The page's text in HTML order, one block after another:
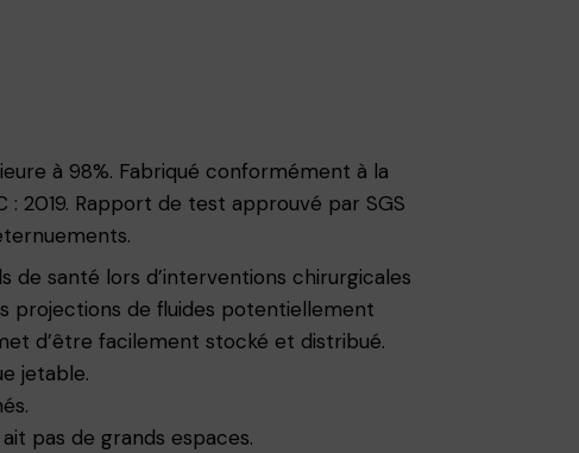
à 98%. Fabriqué conformément à la
: 2019. Rapport de test approuvé par SGS
santé lors d’interventions chirurgicales
projections de fluides potentiellement
d’être facilement stocké et distribué.
jetable.
pas de grands espaces.